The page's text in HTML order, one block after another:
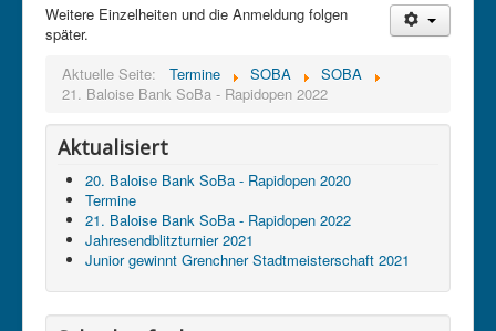
Weitere Einzelheiten und die Anmeldung folgen
später.
Aktuelle Seite:
Termine SOBA
SOBA
21. Baloise Bank SoBa - Rapidopen 2022
Aktualisiert
20. Baloise Bank SoBa - Rapidopen 2020
Termine
21. Baloise Bank SoBa - Rapidopen 2022
Jahresendblitzturnier 2021
Junior gewinnt Grenchner Stadtmeisterschaft 2021